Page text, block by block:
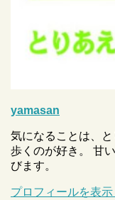
yamasan
気になることは、
歩くのが好き。 甘
びます。
プロフィールを表